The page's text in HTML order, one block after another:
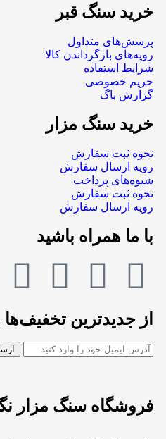
خرید سنگ قبر
پرسش‌های متداول
رویه‌های بازگرداندن کالا
شرایط استفاده
حریم خصوصی
گزارش باگ
خرید سنگ مزار
نحوه ثبت سفارش
رویه ارسال سفارش
شیوه‌های پرداخت
نحوه ثبت سفارش
رویه ارسال سفارش
با ما همراه باشید
از جدیدترین تخفیف‌ها
فروشگاه سنگ مزار